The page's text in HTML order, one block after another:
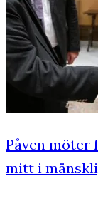
Påven möter
mitt i